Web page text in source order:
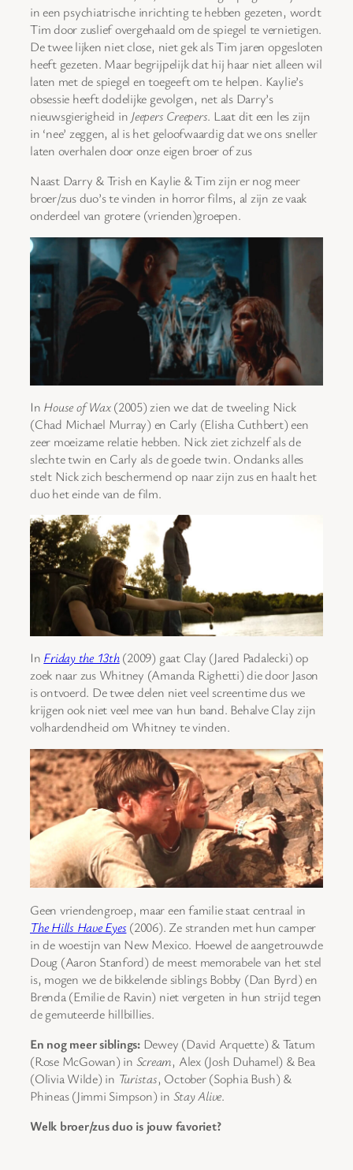
in een psychiatrische inrichting te hebben gezeten, wordt
Tim door zuslief overgehaald om de spiegel te vernietigen.
De twee lijken niet close, niet gek als Tim jaren opgesloten
heeft gezeten. Maar begrijpelijk dat hij haar niet alleen wil
laten met de spiegel en toegeeft om te helpen. Kaylie’s
obsessie heeft dodelijke gevolgen, net als Darry’s
nieuwsgierigheid in Jeepers Creepers. Laat dit een les zijn
in ‘nee’ zeggen, al is het geloofwaardig dat we ons sneller
laten overhalen door onze eigen broer of zus
Naast Darry & Trish en Kaylie & Tim zijn er nog meer
broer/zus duo’s te vinden in horror films, al zijn ze vaak
onderdeel van grotere (vrienden)groepen.
In House of Wax(2005) zien we dat de tweeling Nick
(Chad Michael Murray) en Carly (Elisha Cuthbert) een
zeer moeizame relatie hebben. Nick ziet zichzelf als de
slechte twin en Carly als de goede twin. Ondanks alles
stelt Nick zich beschermend op naar zijn zus en haalt het
duo het einde van de film.
In Friday the 13th(2009) gaat Clay (Jared Padalecki) op
zoek naar zus Whitney (Amanda Righetti) die door Jason
is ontvoerd. De twee delen niet veel screentime dus we
krijgen ook niet veel mee van hun band. Behalve Clay zijn
volhardendheid om Whitney te vinden.
Geen vriendengroep, maar een familie staat centraal in
The Hills Have Eyes (2006). Ze stranden met hun camper
in de woestijn van New Mexico. Hoewel de aangetrouwde
Doug (Aaron Stanford) de meest memorabele van het stel
is, mogen we de bikkelende siblings Bobby (Dan Byrd) en
Brenda (Emilie de Ravin) niet vergeten in hun strijd tegen
de gemuteerde hillbillies.
En nog meer siblings:Dewey (David Arquette) & Tatum
(Rose McGowan) in Scream, Alex (Josh Duhamel) & Bea
(Olivia Wilde) in Turistas, October (Sophia Bush) &
Phineas (Jimmi Simpson) in Stay Alive.
Welk broer/zus duo is jouw favoriet?